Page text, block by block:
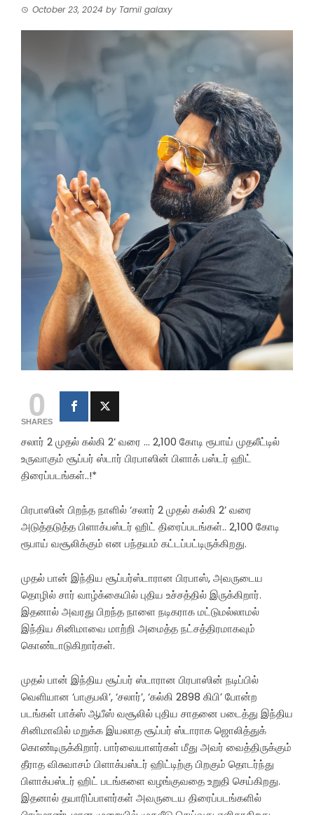
October 23, 2024 by Tamil galaxy
0
SHARES
சலார் 2 முதல் கல்கி 2’ வரை … 2,100 கோடி ரூபாய் முதலீட்டில்
உருவாகும் சூப்பர் ஸ்டார் பிரபாஸின் பிளாக் பஸ்டர் ஹிட்
திரைப்படங்கள்..!*
பிரபாஸின் பிறந்த நாளில் ‘சலார் 2 முதல் கல்கி 2’ வரை
அடுத்தடுத்த பிளாக்பஸ்டர் ஹிட் திரைப்படங்கள்.. 2,100 கோடி
ரூபாய் வசூலிக்கும் என பந்தயம் கட்டப்பட்டிருக்கிறது.
முதல் பான் இந்திய சூப்பர்ஸ்டாரான பிரபாஸ், அவருடைய
தொழில் சார் வாழ்க்கையில் புதிய உச்சத்தில் இருக்கிறார்.
இதனால் அவரது பிறந்த நாளை நடிகராக மட்டுமல்லாமல்
இந்திய சினிமாவை மாற்றி அமைத்த நட்சத்திரமாகவும்
கொண்டாடுகிறார்கள்.
முதல் பான் இந்திய சூப்பர் ஸ்டாரான பிரபாஸின் நடிப்பில்
வெளியான ‘பாகுபலி’, ‘சலார்’, ‘கல்கி 2898 கிபி’ போன்ற
படங்கள் பாக்ஸ் ஆபீஸ் வசூலில் புதிய சாதனை படைத்து இந்திய
சினிமாவில் மறுக்க இயலாத சூப்பர் ஸ்டாராக ஜொலித்துக்
கொண்டிருக்கிறார். பார்வையாளர்கள் மீது அவர் வைத்திருக்கும்
தீராத விசுவாசம் பிளாக்பஸ்டர் ஹிட்டிற்கு பிறகும் தொடர்ந்து
பிளாக்பஸ்டர் ஹிட் படங்களை வழங்குவதை உறுதி செய்கிறது.
இதனால் தயாரிப்பாளர்கள் அவருடைய திரைப்படங்களில்